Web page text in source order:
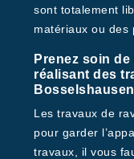
sont totalement
matériaux ou des
Prenez soin
réalisant des
Bosselshausen
Les travaux de
pour garder
travaux, il vous